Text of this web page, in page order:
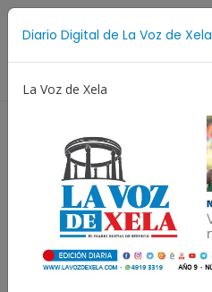
Diario Digital de La Voz de Xela
La Voz de Xela